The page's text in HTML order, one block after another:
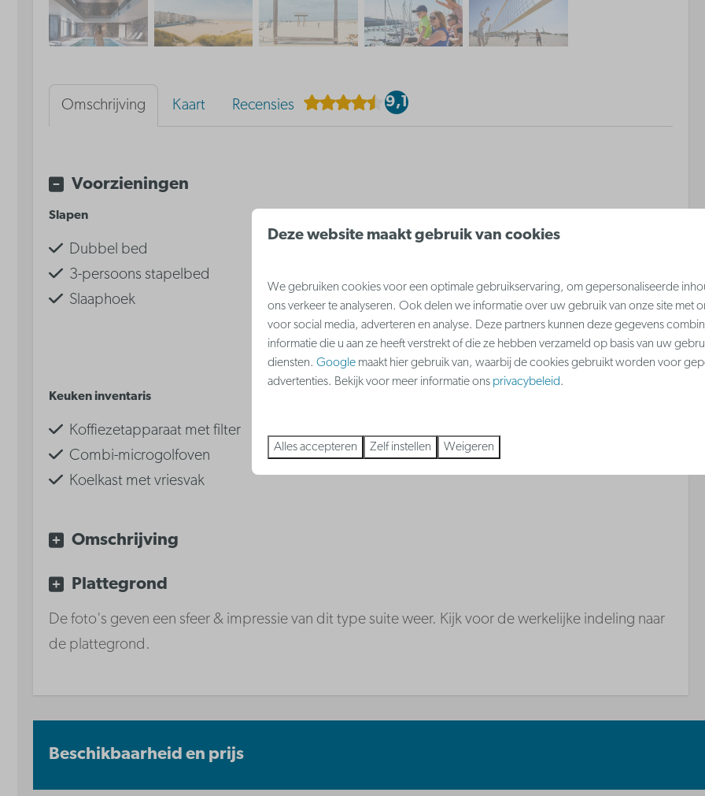
Omschrijving Kaart Recensies 9,1
Voorzieningen
Slapen
Dubbel bed
3-persoons stapelbed
Slaaphoek
Gratis Wi-Fi
Keuken
m²: 28
stapelbed
Keuken inventaris
Koffiezetapparaat met filter
Combi-microgolfoven
Koelkast met vriesvak
Keramische kookplaat
Toon meer ↓
Omschrijving
Plattegrond
De foto's geven een sfeer & impressie van dit type suite weer. Kijk voor de werkelijke indeling naar
de plattegrond.
Beschikbaarheid en prijs
Deze website maakt gebruik van cookies
We gebruiken cookies voor een optimale gebruikservaring, om gepersonaliseerde
ons verkeer te analyseren. Ook delen we informatie over uw gebruik van onze site met
voor social media, adverteren en analyse. Deze partners kunnen deze gegevens
informatie die u aan ze heeft verstrekt of die ze hebben verzameld op basis van uw
diensten. Google maakt hier gebruik van, waarbij de cookies gebruikt worden voor
advertenties. Bekijk voor meer informatie ons privacybeleid.
Alles accepteren Zelf instellen Weigeren